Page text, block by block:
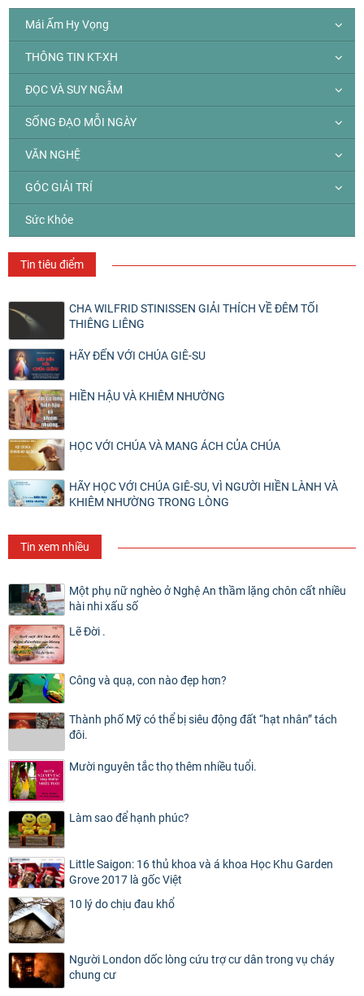
Mái Ấm Hy Vọng
THÔNG TIN KT-XH
ĐỌC VÀ SUY NGẪM
SỐNG ĐẠO MỖI NGÀY
VĂN NGHỆ
GÓC GIẢI TRÍ
Sức Khỏe
Tin tiêu điểm
CHA WILFRID STINISSEN GIẢI THÍCH VỀ ĐÊM TỐI
THIÊNG LIÊNG
HÃY ĐẾN VỚI CHÚA GIÊ-SU
HIỀN HẬU VÀ KHIÊM NHƯỜNG
HỌC VỚI CHÚA VÀ MANG ÁCH CỦA CHÚA
HÃY HỌC VỚI CHÚA GIÊ-SU, VÌ NGƯỜI HIỀN LÀNH VÀ
KHIÊM NHƯỜNG TRONG LÒNG
Tin xem nhiều
Một phụ nữ nghèo ở Nghệ An thầm lặng chôn cất nhiều
hài nhi xấu số
Lẽ Đời .
Công và quạ, con nào đẹp hơn?
Thành phố Mỹ có thể bị siêu động đất “hạt nhân” tách
đôi.
Mười nguyên tắc thọ thêm nhiều tuổi.
Làm sao để hạnh phúc?
Little Saigon: 16 thủ khoa và á khoa Học Khu Garden
Grove 2017 là gốc Việt
10 lý do chịu đau khổ
Người London dốc lòng cứu trợ cư dân trong vụ cháy
chung cư